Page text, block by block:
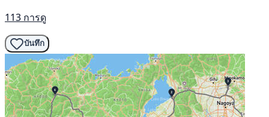
113 การดู
บันทึก